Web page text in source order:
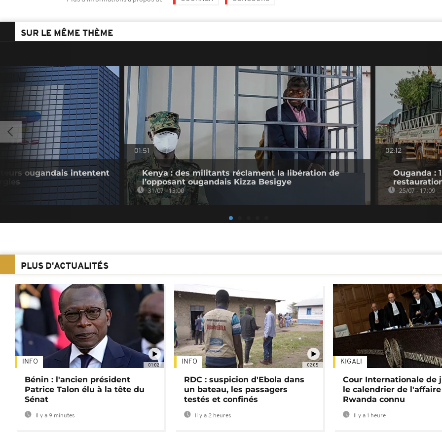
SUR LE MÊME THÈME
ougandais intentent
01:51
Kenya : des militants réclament la libération de
l’opposant ougandais Kizza Besigye
31/07 - 13:00
02:12
Ouganda :
25/07 - 17:09
PLUS D'ACTUALITÉS
01:02
INFO
Bénin : l'ancien président
Patrice Talon élu à la tête du
Sénat
Il y a 9 minutes
02:05
INFO
RDC : suspicion d'Ebola dans
un bateau, les passagers
testés et confinés
Il y a 2 heures
KIGALI
Cour Internationale de
le calendrier de l'affaire
Rwanda connu
Il y a 1 heure